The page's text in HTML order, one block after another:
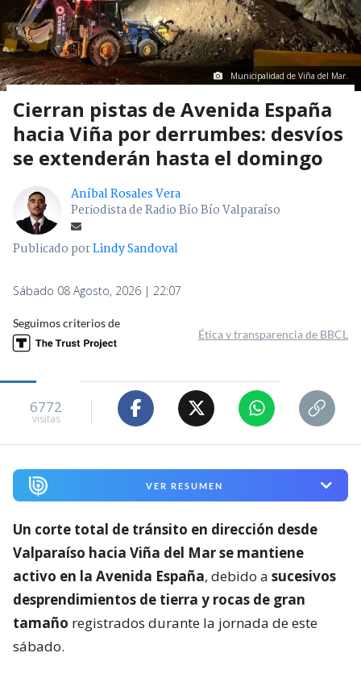
Municipalidad de Viña del Mar.
Cierran pistas de Avenida España
hacia Viña por derrumbes: desvíos
se extenderán hasta el domingo
Aníbal Rosales Vera
Periodista de Radio Bío Bío Valparaíso
Publicado porLindy Sandoval
Sábado 08 Agosto, 2026 | 22:07
Seguimos criterios de
Ética y transparencia de BBCL
6772
visitas
VER RESUMEN
Un corte total de tránsito en dirección desde
Valparaíso hacia Viña del Mar se mantiene
activo en la Avenida España, debido a sucesivos
desprendimientos de tierra y rocas de gran
tamaño registrados durante la jornada de este
sábado.